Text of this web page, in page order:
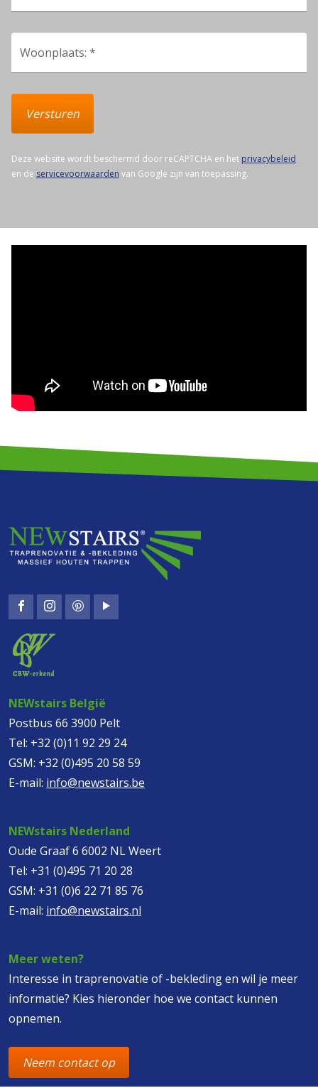
Woonplaats: *
Versturen
Deze website wordt beschermd door reCAPTCHA en het privacybeleid
en de servicevoorwaarden van Google zijn van toepassing.
NEWstairs België
Postbus 66 3900 Pelt
Tel: +32 (0)11 92 29 24
GSM: +32 (0)495 20 58 59
E-mail: info@newstairs.be
NEWstairs Nederland
Oude Graaf 6 6002 NL Weert
Tel: +31 (0)495 71 20 28
GSM: +31 (0)6 22 71 85 76
E-mail: info@newstairs.nl
Meer weten?
Interesse in traprenovatie of -bekleding en wil je meer
informatie? Kies hieronder hoe we contact kunnen
opnemen.
Neem contact op